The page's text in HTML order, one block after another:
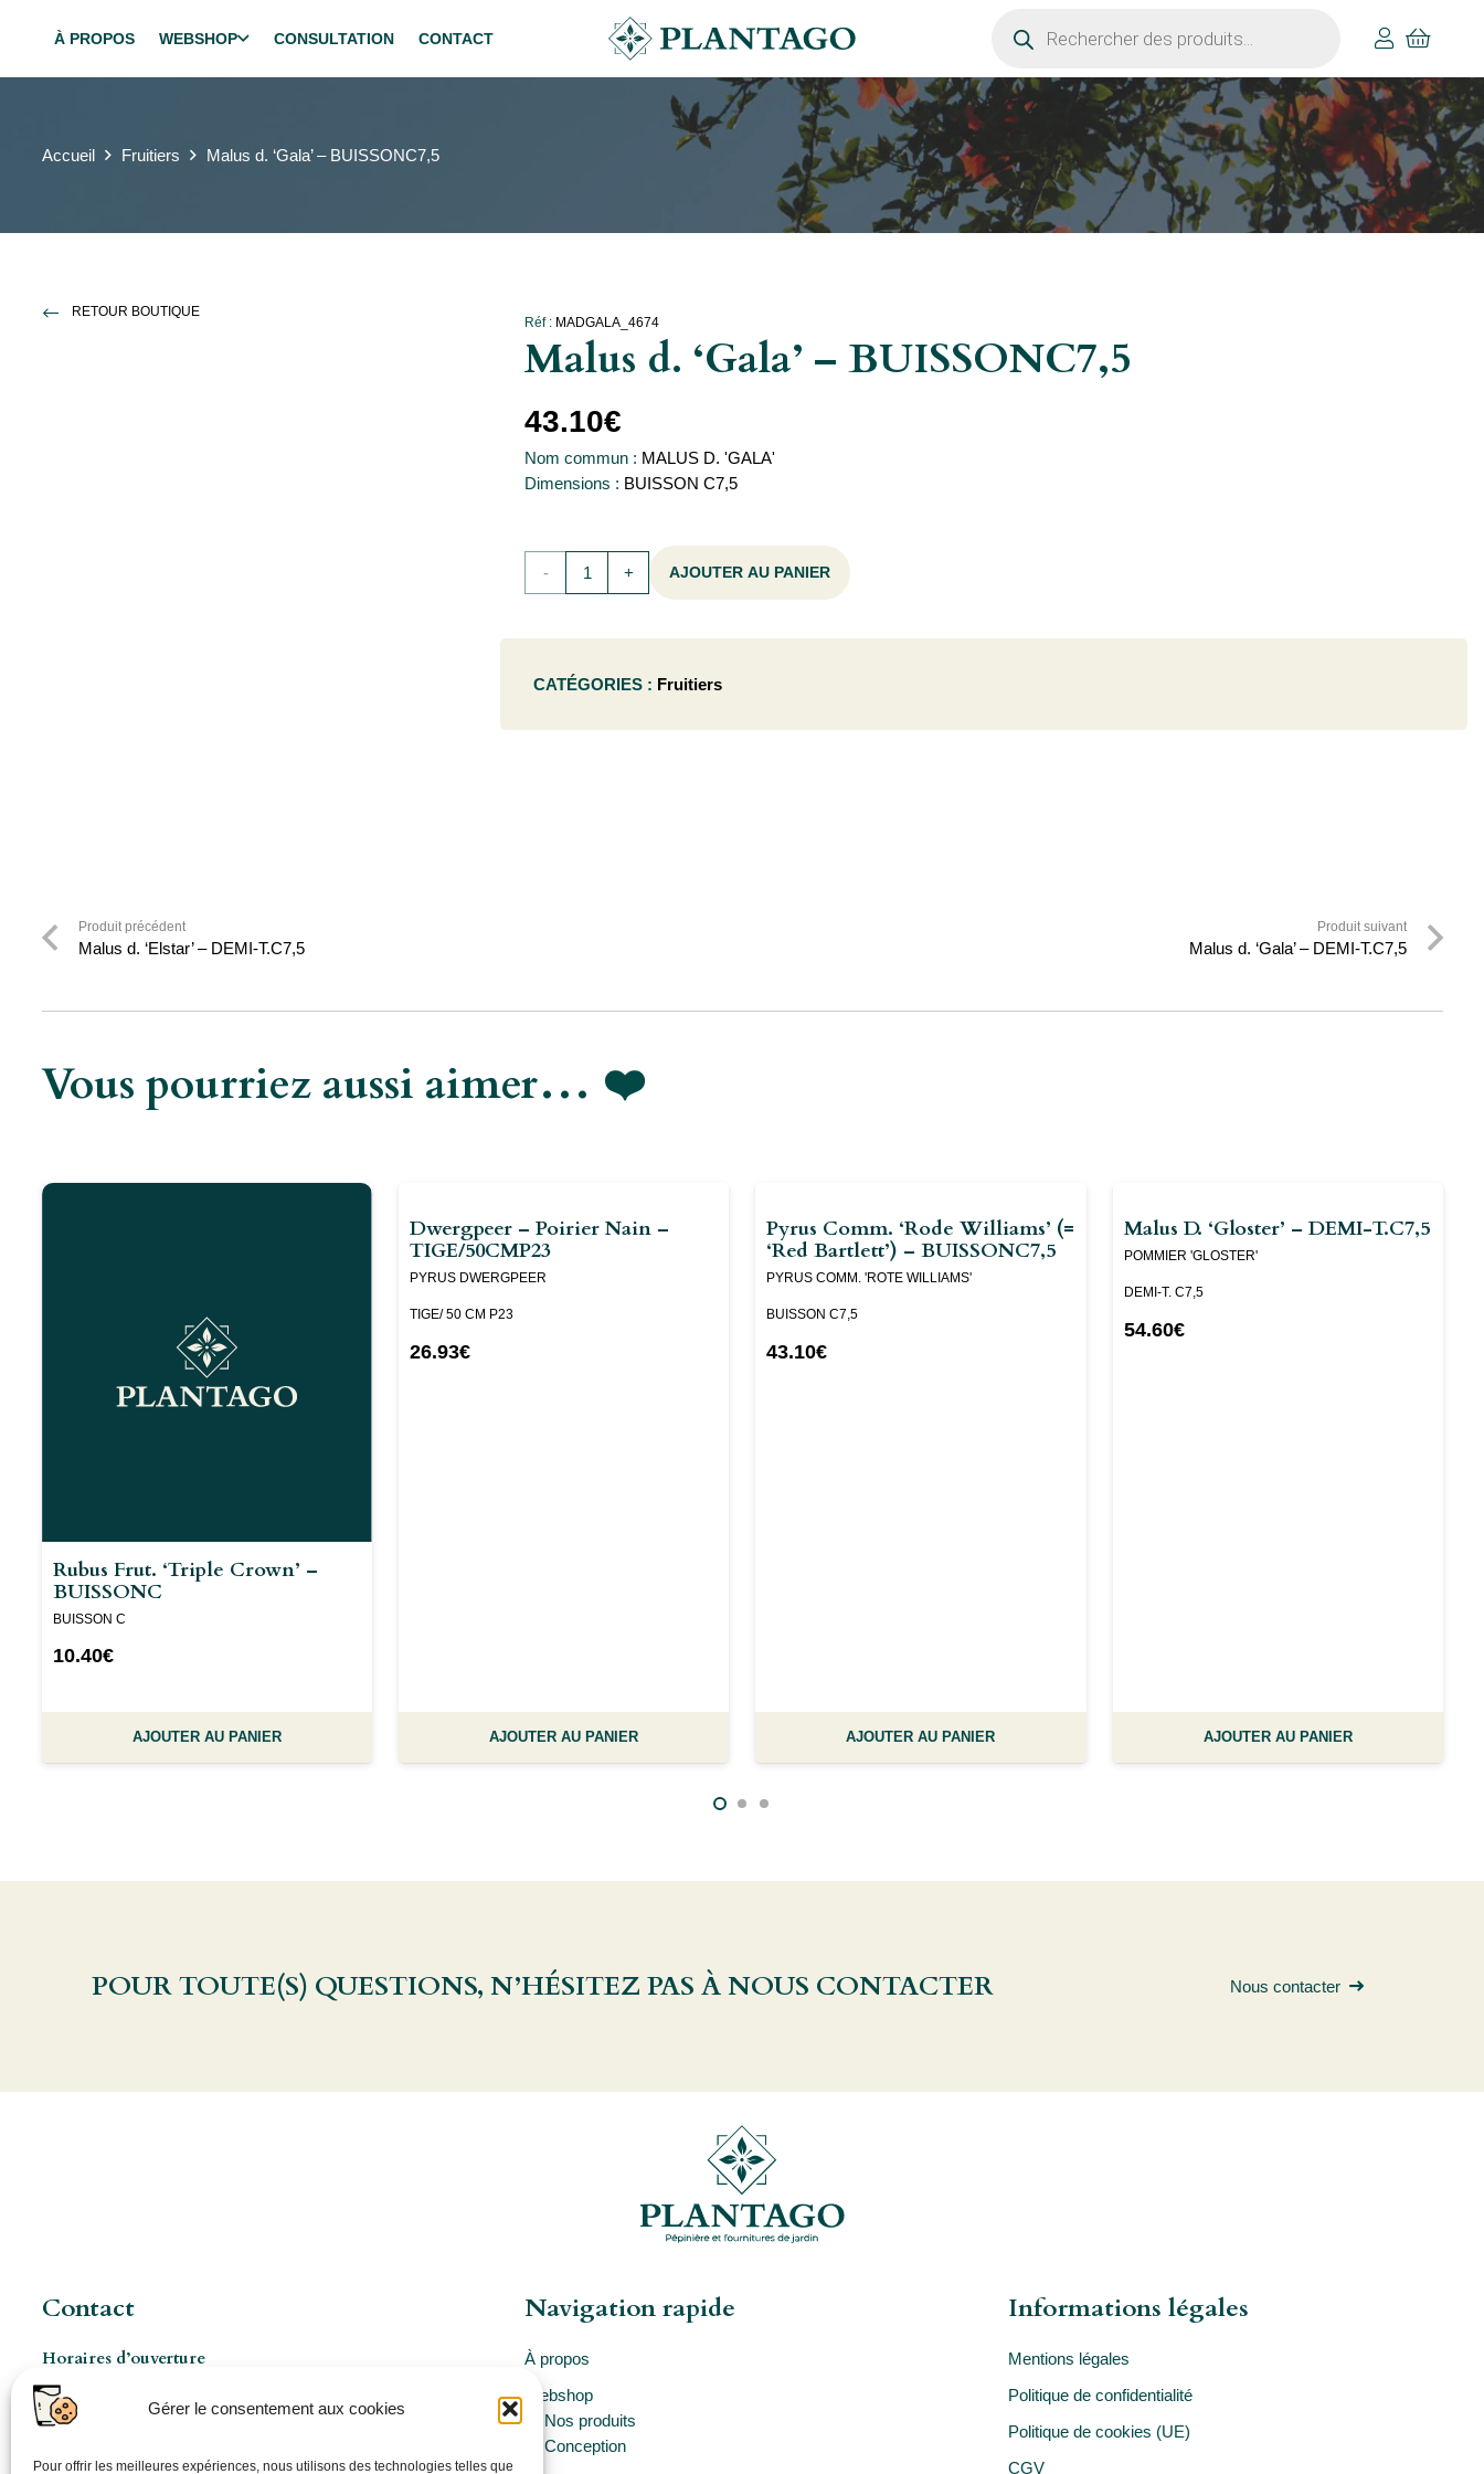
Gérer le consentement aux cookies
Pour offrir les meilleures expériences, nous utilisons des technologies telles que
À PROPOS WEBSHOP CONSULTATION CONTACT
produits
Accueil Fruitiers Malus d. ‘Gala’ – BUISSONC7,5
RETOUR BOUTIQUE
Réf : MADGALA_4674
Malus d. ‘Gala’ – BUISSONC7,5
43.10€
Nom commun : MALUS D. 'GALA'
Dimensions : BUISSON C7,5
quantité
d.
'Gala'
AJOUTER AU PANIER
CATÉGORIES : Fruitiers
Produit précédent
Malus d. ‘Elstar’ – DEMI-T.C7,5
Produit suivant
Malus d. ‘Gala’ – DEMI-T.C7,5
Vous pourriez aussi aimer… ❤️
Rubus Frut. ‘Triple Crown’ –
BUISSONC
BUISSON C
10.40€
AJOUTER AU PANIER
Dwergpeer – Poirier Nain –
TIGE/50CMP23
PYRUS DWERGPEER
TIGE/ 50 CM P23
26.93€
AJOUTER AU PANIER
Pyrus Comm. ‘Rode Williams’ (=
‘red Bartlett’) – BUISSONC7,5
PYRUS COMM. 'ROTE WILLIAMS'
BUISSON C7,5
43.10€
AJOUTER AU PANIER
Malus D. ‘Gloster’ – DEMI-T.C7,5
POMMIER 'GLOSTER'
DEMI-T. C7,5
54.60€
AJOUTER AU PANIER
POUR TOUTE(S) QUESTIONS, N’HÉSITEZ PAS À NOUS CONTACTER Nous contacter
Contact
Horaires d’ouverture
Les Mercredis de 8h à 17h
Ouverture pro à 8h 5jours/7 (sur rendez-vous)
06 86 48 74 44
Navigation rapide
À propos
Webshop
Nos produits
Conception
Informations légales
Mentions légales
Politique de confidentialité
Politique de cookies (UE)
CGV